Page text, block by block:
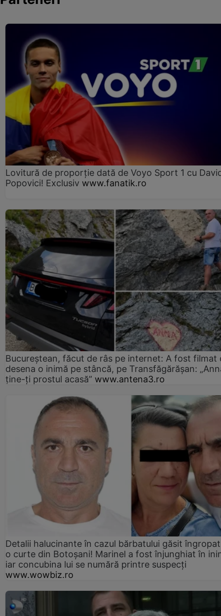
Lovitură de proporție dată de Voyo Sport 1 cu
Popovici! Exclusiv www.fanatik.ro
Bucureștean, făcut de râs pe internet: A fost filmat
desena o inimă pe stâncă, pe Transfăgărășan:
ține-ți prostul acasă” www.antena3.ro
Detalii halucinante în cazul bărbatului găsit
o curte din Botoșani! Marinel a fost înjunghiat în
iar concubina lui se numără printre suspecți
www.wowbiz.ro